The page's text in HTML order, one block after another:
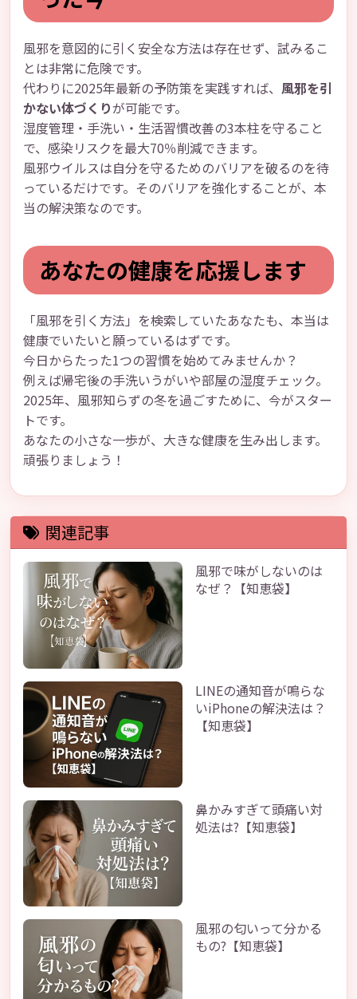
風邪を意図的に引く安全な方法は存在せず、試みるこ
とは非常に危険です。
代わりに2025年最新の予防策を実践すれば、 風邪を引
かない体づくりが可能です。
湿度管理・手洗い・生活習慣改善の3本柱を守ること
で、感染リスクを最大70％削減できます。
風邪ウイルスは自分を守るためのバリアを破るのを待
っているだけです。そのバリアを強化することが、本
当の解決策なのです。
あなたの健康を応援します
「風邪を引く方法」を検索していたあなたも、本当は
健康でいたいと願っているはずです。
今日からたった1つの習慣を始めてみませんか？
例えば帰宅後の手洗いうがいや部屋の湿度チェック。
2025年、風邪知らずの冬を過ごすために、今がスター
トです。
あなたの小さな一歩が、大きな健康を生み出します。
頑張りましょう！
関連記事
風邪で味がしないのは
なぜ？【知恵袋】
LINEの通知音が鳴らな
いiPhoneの解決法は？
【知恵袋】
鼻かみすぎて頭痛い対
処法は?【知恵袋】
風邪の匂いって分かる
もの?【知恵袋】